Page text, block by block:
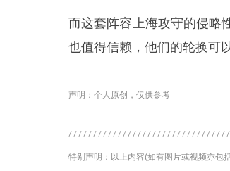
而这套阵容上海攻守的侵略
也值得信赖，他们的轮换可
声明：个人原创，仅供参考
特别声明：以上内容(如有图片或视频亦包